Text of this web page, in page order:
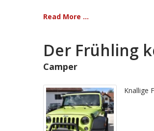
Read More ...
Der Frühling
Camper
Knallige